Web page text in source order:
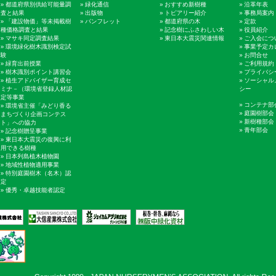
» 都道府県別供給可能量調
査と結果
»
「建設物価」等未掲載樹
種価格調査と結果
» マサキ同定調査結果
» 環境緑化樹木識別検定試
験
» 緑育出前授業
» 樹木識別ポイント講習会
» 植生アドバイザー育成セ
ミナ－（環境省登録人材認
定等事業
» 環境省主催「みどり香る
まちづくり企画コンテス
ト」への協力
» 記念樹贈呈事業
» 東日本大震災の復興に利
用できる樹種
» 日本列島植木植物園
» 地域性植物適用事業
» 特別庭園樹木（名木）認
定
» 優秀・卓越技能者認定
» 緑化通信
» 出版物
» パンフレット
» おすすめ新樹種
» トピアリー紹介
» 都道府県の木
» 記念樹にふさわしい木
» 東日本大震災関連情報
» 沿革年表
» 事務局案内
» 定款
» 役員紹介
» ご入会につ
» 事業予定カ
» お問合せ
» ご利用規約
» プライバシ
» ソーシャル
シー
» コンテナ部
» 庭園樹部会
» 新樹種部会
» 青年部会